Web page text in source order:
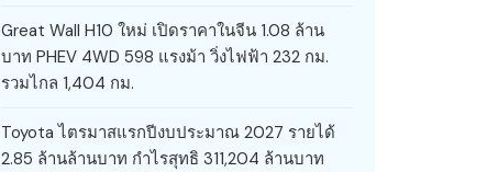
Great Wall H10 ใหม่ เปิดราคาในจีน 1.08 ล้าน
บาท PHEV 4WD 598 แรงม้า วิ่งไฟฟ้า 232 กม.
รวมไกล 1,404 กม.
Toyota ไตรมาสแรกปีงบประมาณ 2027 รายได้
2.85 ล้านล้านบาท กำไรสุทธิ 311,204 ล้านบาท